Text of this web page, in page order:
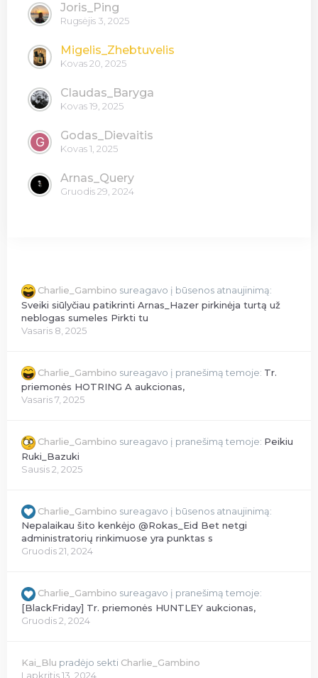
Joris_Ping
Rugsėjis 3, 2025
Migelis_Zhebtuvelis
Kovas 20, 2025
Claudas_Baryga
Kovas 19, 2025
Godas_Dievaitis
Kovas 1, 2025
Arnas_Query
Gruodis 29, 2024
Charlie_Gambino sureagavo į būsenos atnaujinimą:
Sveiki siūlyčiau patikrinti Arnas_Hazer pirkinėja turtą už
neblogas sumeles Pirkti tu
Vasaris 8, 2025
Charlie_Gambino sureagavo į pranešimą temoje: Tr.
priemonės HOTRING A aukcionas,
Vasaris 7, 2025
Charlie_Gambino sureagavo į pranešimą temoje: Peikiu
Ruki_Bazuki
Sausis 2, 2025
Charlie_Gambino sureagavo į būsenos atnaujinimą:
Nepalaikau šito kenkėjo @Rokas_Eid Bet netgi
administratorių rinkimuose yra punktas s
Gruodis 21, 2024
Charlie_Gambino sureagavo į pranešimą temoje:
[BlackFriday] Tr. priemonės HUNTLEY aukcionas,
Gruodis 2, 2024
Kai_Blu pradėjo sekti Charlie_Gambino
Lapkritis 13, 2024